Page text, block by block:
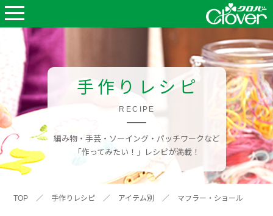
手作りレシピ
RECIPE
編み物・手芸・ソーイング・パッチワークなど
「作ってみたい！」レシピが満載！
TOP ／ 手作りレシピ ／ アイテム別 ／ マフラー・ショール